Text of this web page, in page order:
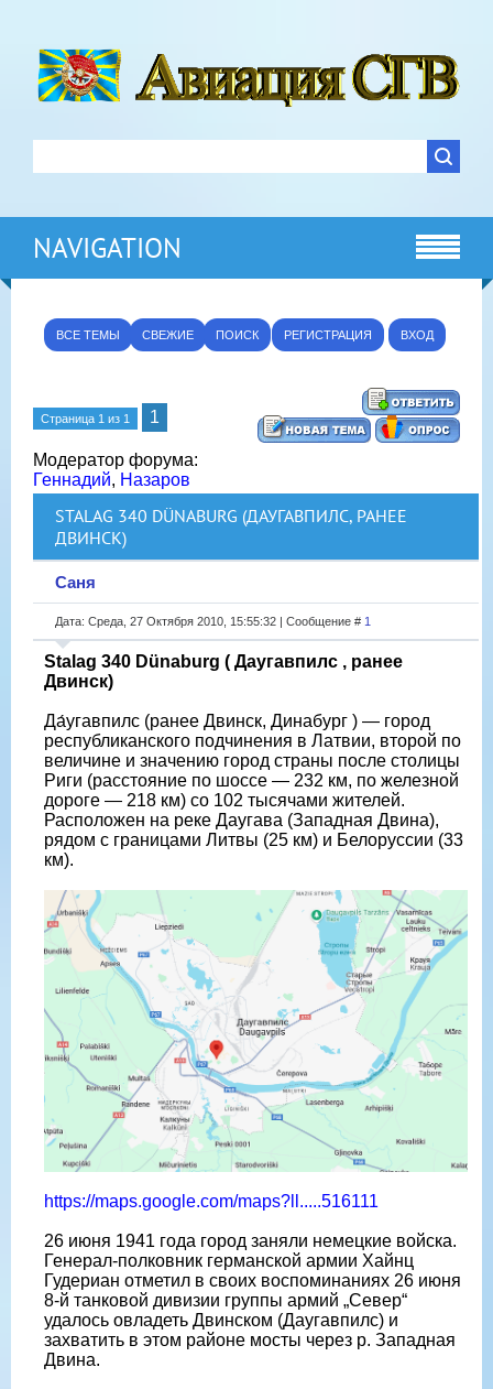
NAVIGATION
ВСЕ ТЕМЫ СВЕЖИЕ ПОИСК РЕГИСТРАЦИЯ ВХОД
Страница 1 из 1 1
Модератор форума:
Геннадий, Назаров
STALAG 340 DÜNABURG (ДАУГАВПИЛС, РАНЕЕ
ДВИНСК)
Саня
Дата: Среда, 27 Октября 2010, 15:55:32 | Сообщение # 1
Stalag 340 Dünaburg ( Даугавпилс , ранее
Двинск)
Да́угавпилс (ранее Двинск, Динабург ) — город
республиканского подчинения в Латвии, второй по
величине и значению город страны после столицы
Риги (расстояние по шоссе — 232 км, по железной
дороге — 218 км) со 102 тысячами жителей.
Расположен на реке Даугава (Западная Двина),
рядом с границами Литвы (25 км) и Белоруссии (33
км).
https://maps.google.com/maps?ll.....516111
26 июня 1941 года город заняли немецкие войска.
Генерал-полковник германской армии Хайнц
Гудериан отметил в своих воспоминаниях 26 июня
8-й танковой дивизии группы армий „Север“
удалось овладеть Двинском (Даугавпилс) и
захватить в этом районе мосты через р. Западная
Двина.